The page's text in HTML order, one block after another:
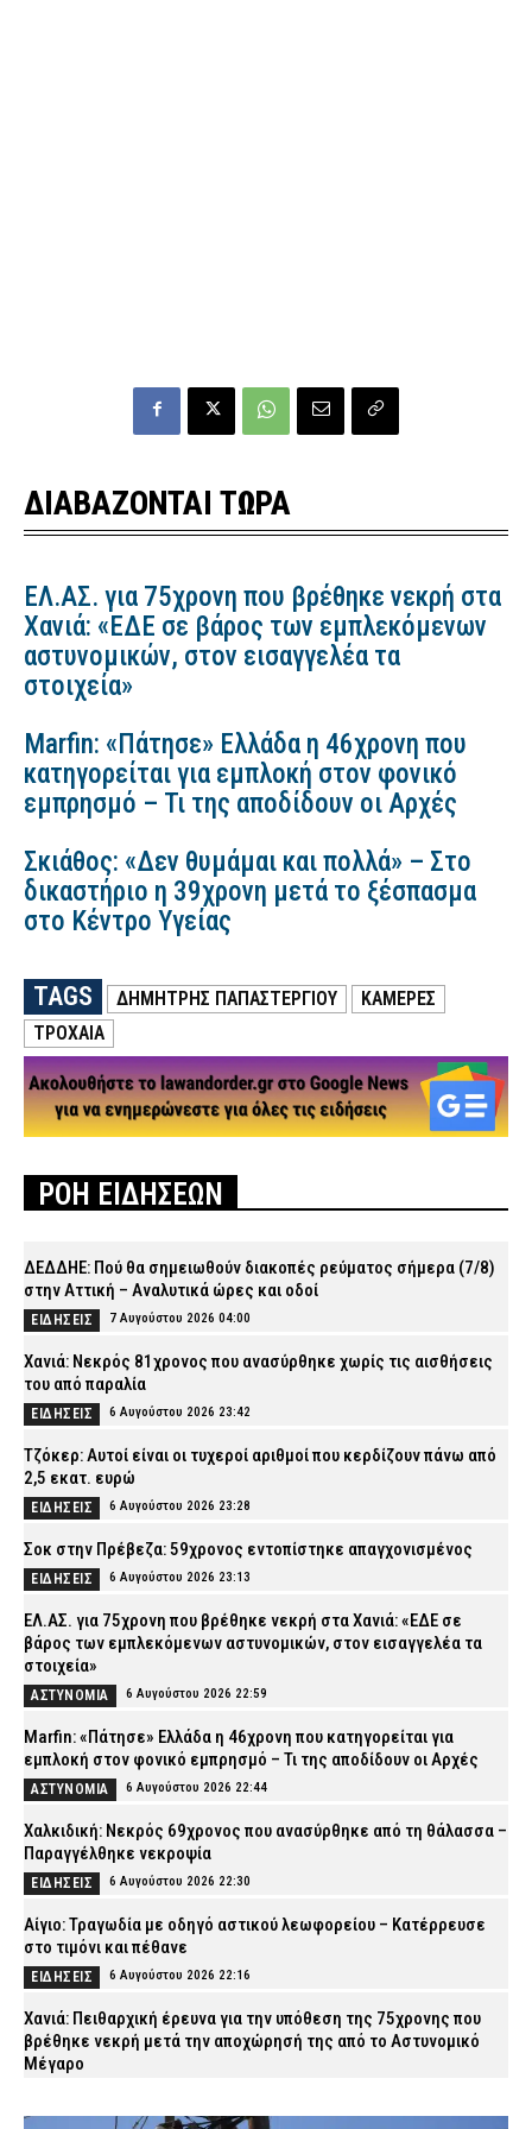
ΔΙΑΒΑΖΟΝΤΑΙ ΤΩΡΑ
ΕΛ.ΑΣ. για 75χρονη που βρέθηκε νεκρή στα
Χανιά: «ΕΔΕ σε βάρος των εμπλεκόμενων
αστυνομικών, στον εισαγγελέα τα
στοιχεία»
Marfin: «Πάτησε» Ελλάδα η 46χρονη που
κατηγορείται για εμπλοκή στον φονικό
εμπρησμό – Τι της αποδίδουν οι Αρχές
Σκιάθος: «Δεν θυμάμαι και πολλά» – Στο
δικαστήριο η 39χρονη μετά το ξέσπασμα
στο Κέντρο Υγείας
TAGS ΔΗΜΉΤΡΗΣ ΠΑΠΑΣΤΕΡΓΊΟΥ
ΚΑΜΕΡΕΣ
ΤΡΟΧΑΙΑ
ΡΟΗ ΕΙΔΗΣΕΩΝ
ΔΕΔΔΗΕ: Πού θα σημειωθούν διακοπές ρεύματος σήμερα (7/8)
στην Αττική – Αναλυτικά ώρες και οδοί
ΕΙΔΗΣΕΙΣ 7 Αυγούστου 2026 04:00
Χανιά: Νεκρός 81χρονος που ανασύρθηκε χωρίς τις αισθήσεις
του από παραλία
ΕΙΔΗΣΕΙΣ 6 Αυγούστου 2026 23:42
Τζόκερ: Αυτοί είναι οι τυχεροί αριθμοί που κερδίζουν πάνω από
2,5 εκατ. ευρώ
ΕΙΔΗΣΕΙΣ 6 Αυγούστου 2026 23:28
Σοκ στην Πρέβεζα: 59χρονος εντοπίστηκε απαγχονισμένος
ΕΙΔΗΣΕΙΣ 6 Αυγούστου 2026 23:13
ΕΛ.ΑΣ. για 75χρονη που βρέθηκε νεκρή στα Χανιά: «ΕΔΕ σε
βάρος των εμπλεκόμενων αστυνομικών, στον εισαγγελέα τα
στοιχεία»
ΑΣΤΥΝΟΜΙΑ 6 Αυγούστου 2026 22:59
Marfin: «Πάτησε» Ελλάδα η 46χρονη που κατηγορείται για
εμπλοκή στον φονικό εμπρησμό – Τι της αποδίδουν οι Αρχές
ΑΣΤΥΝΟΜΙΑ 6 Αυγούστου 2026 22:44
Χαλκιδική: Νεκρός 69χρονος που ανασύρθηκε από τη θάλασσα –
Παραγγέλθηκε νεκροψία
ΕΙΔΗΣΕΙΣ 6 Αυγούστου 2026 22:30
Αίγιο: Τραγωδία με οδηγό αστικού λεωφορείου – Κατέρρευσε
στο τιμόνι και πέθανε
ΕΙΔΗΣΕΙΣ 6 Αυγούστου 2026 22:16
Χανιά: Πειθαρχική έρευνα για την υπόθεση της 75χρονης που
βρέθηκε νεκρή μετά την αποχώρησή της από το Αστυνομικό
Μέγαρο